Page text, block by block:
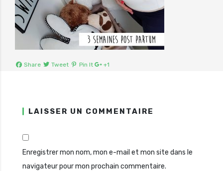
Share Tweet Pin It +1
LAISSER UN COMMENTAIRE
Enregistrer mon nom, mon e-mail et mon site dans le
navigateur pour mon prochain commentaire.